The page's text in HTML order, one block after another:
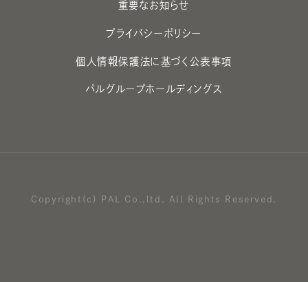
重要なお知らせ
プライバシーポリシー
個人情報保護法に基づく公表事項
パルグループホールディングス
Copyright(c) PAL Co.,ltd. All Rights Reserved.